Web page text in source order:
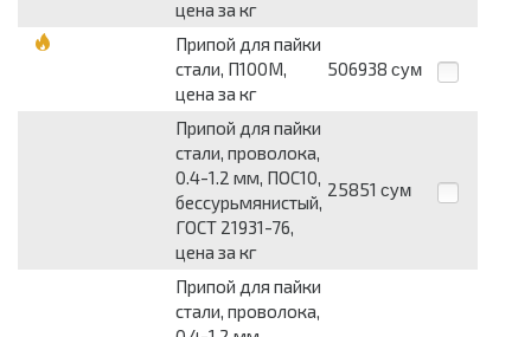
цена за кг
Припой для пайки
стали, П100М,
цена за кг
506938 сум
Припой для пайки
стали, проволока,
0.4-1.2 мм, ПОС10,
бессурьмянистый,
ГОСТ 21931-76,
цена за кг
25851 сум
Припой для пайки
стали, проволока,